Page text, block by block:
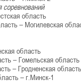
соревнований
область
– Могилевская
область
– Гомельская область
– Гродненская область
– г.Минск-1